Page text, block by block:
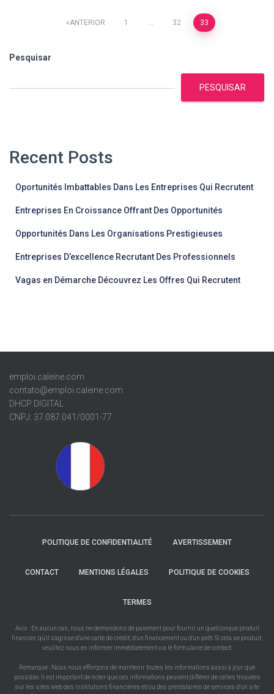
Paginação
de
ANTERIOR 1 … 32 33
Pesquisar
PESQUISAR
Recent Posts
Oportunités Imbattables Dans Les Entreprises Qui Recrutent
Entreprises En Croissance Offrant Des Opportunités
Opportunités Dans Les Organisations Prestigieuses
Entreprises D’excellence Recrutant Des Professionnels
Vagas en Démarche Découvrez Les Offres Qui Recrutent
emploi.caleine.com
contato@emploi.caleine.com
DHCP DIGITAL
CNPJ: 37.087.041/0001-77
POLITIQUE DE CONFIDENTIALITÉ AVERTISSEMENT
CONTACT MENTIONS LÉGALES POLITIQUE DE COOKIES
TERMES
Avis : En aucun cas, nous ne demandons de paiement pour fournir un quelconque produit
financier, qu'il s'agisse d'une carte de crédit, d'un financement ou d'un prêt. Si cela se produit,
veuillez nous en informer immédiatement via le formulaire de contact.
Remarque : Nous nous efforçons de maintenir toutes les informations aussi à jour que
possible. Il est important de noter que ces informations peuvent différer de celles trouvées
sur les sites web des institutions financières et/ou des prestataires de services d'un site